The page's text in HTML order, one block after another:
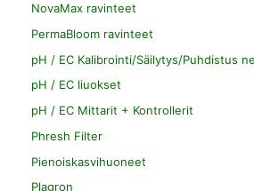
NovaMax ravinteet
PermaBloom ravinteet
pH / EC Kalibrointi/Säilytys/Puhdistus
pH / EC liuokset
pH / EC Mittarit + Kontrollerit
Phresh Filter
Pienoiskasvihuoneet
Plagron